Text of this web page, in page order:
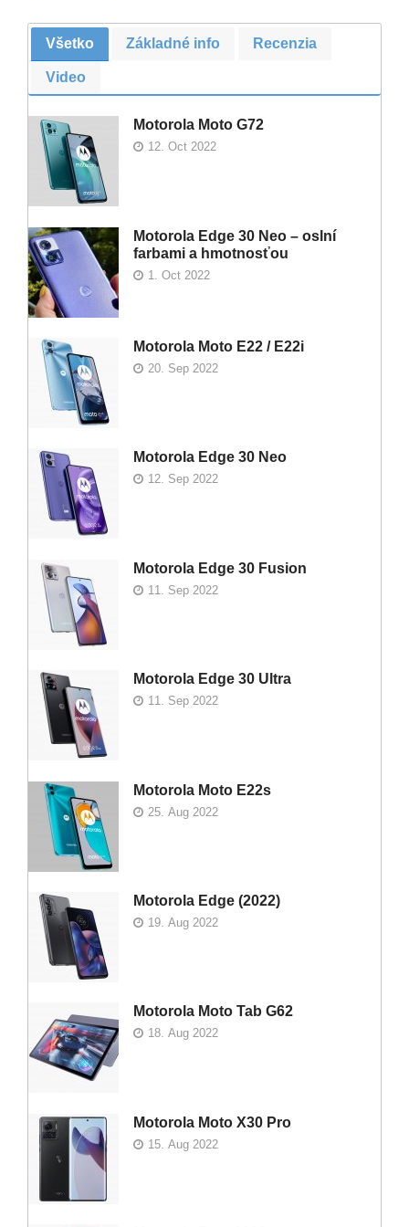
Všetko Základné info Recenzia
Video
Motorola Moto G72
12. Oct 2022
Motorola Edge 30 Neo – oslní
farbami a hmotnosťou
1. Oct 2022
Motorola Moto E22 / E22i
20. Sep 2022
Motorola Edge 30 Neo
12. Sep 2022
Motorola Edge 30 Fusion
11. Sep 2022
Motorola Edge 30 Ultra
11. Sep 2022
Motorola Moto E22s
25. Aug 2022
Motorola Edge (2022)
19. Aug 2022
Motorola Moto Tab G62
18. Aug 2022
Motorola Moto X30 Pro
15. Aug 2022